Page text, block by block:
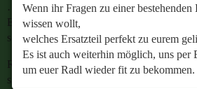
Wenn ihr Fragen zu einer
wissen wollt,
welches Ersatzteil perfekt zu eurem
Es ist auch weiterhin möglich, uns per
um euer Radl wieder fit zu bekommen.
…
Es ist auch weiterhin möglich, uns per E-
schreiben, um euer Radl wieder fit zu
Retrobike wünscht euch eine gesunde
sich schon jetzt auf den gemeinsamen Start